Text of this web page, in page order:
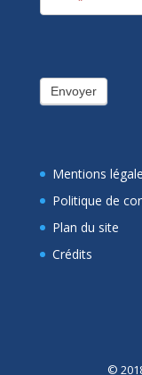
Envoyer
Mentions
Politique de
Plan du site
Crédits
©